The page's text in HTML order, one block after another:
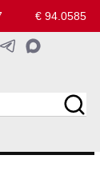
€ 94.0585